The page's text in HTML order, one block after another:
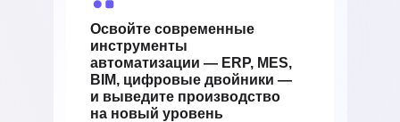
Освойте современные
инструменты
автоматизации — ERP, MES,
BIM, цифровые двойники —
и выведите производство
на новый уровень